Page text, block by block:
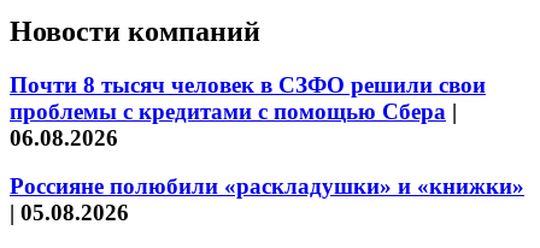
Новости компаний
Почти 8 тысяч человек в СЗФО решили свои
проблемы с кредитами с помощью Сбера |
06.08.2026
Россияне полюбили «раскладушки» и «книжки»
| 05.08.2026